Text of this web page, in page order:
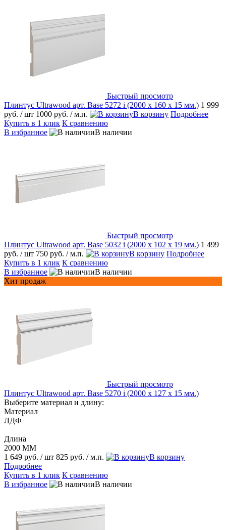
Быстрый просмотр
Плинтус Ultrawood арт. Base 5272 i (2000 x 160 x 15 мм.) 1 999
руб. / шт 1000 руб. / м.п. В корзину Подробнее
Купить в 1 клик К сравнению
В избранное
В наличии
Быстрый просмотр
Плинтус Ultrawood арт. Base 5032 i (2000 x 102 x 19 мм.) 1 499
руб. / шт 750 руб. / м.п. В корзину Подробнее
Купить в 1 клик К сравнению
В избранное
В наличии
Хит продаж
Быстрый просмотр
Плинтус Ultrawood арт. Base 5270 i (2000 x 127 x 15 мм.)
Выберите материал и длину:
Материал
ЛДФ
Длина
2000 ММ
1 649 руб. / шт 825 руб. / м.п.
В корзину
Подробнее
Купить в 1 клик К сравнению
В избранное
В наличии